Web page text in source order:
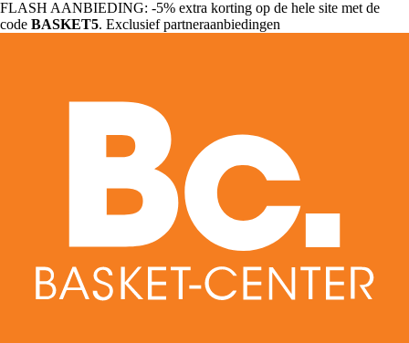
FLASH AANBIEDING: -5% extra korting op de hele site met de
code BASKET5. Exclusief partneraanbiedingen